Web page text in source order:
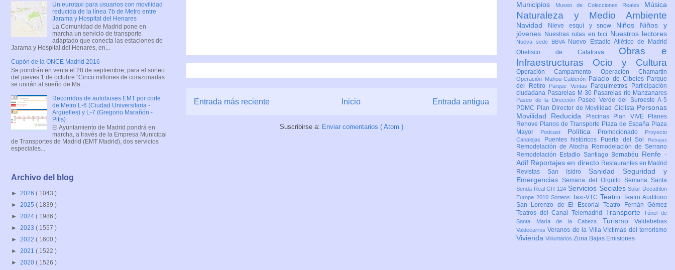
Entrada más reciente Entrada antigua
Inicio
Suscribirse a: Enviar comentarios ( Atom )
Un eurotaxi para usuarios con movilidad
reducida de la línea 7b de Metro entre
Jarama y Hospital del Henares
La Comunidad de Madrid pone en
marcha un servicio de transporte
adaptado que conecta las estaciones de
Jarama y Hospital del Henares, en...
Cupón de la ONCE Madrid 2016
Se pondrán en venta el 28 de septiembre, para el sorteo
del jueves 1 de octubre "Cinco millones de corazonadas
se unirán al sueño de Ma...
Recorridos de autobuses EMT por corte
de Metro L-6 (Ciudad Universitaria -
Argüelles) y L-7 (Gregorio Marañón -
Pitis)
El Ayuntamiento de Madrid pondrá en
marcha, a través de la Empresa Municipal
de Transportes de Madrid (EMT Madrid), dos servicios
especiales...
Archivo del blog
► 2026 ( 1043 )
► 2025 ( 1839 )
► 2024 ( 1986 )
► 2023 ( 1557 )
► 2022 ( 1600 )
► 2021 ( 1522 )
► 2020 ( 1526 )
Municipios Museo de Colecciones Reales Música
Naturaleza y Medio Ambiente
Navidad Nieve esquí y snow Niños Niños y
jóvenes
Nuestras rutas en bici Nuestros lectores
Nueva sede BBVA
Nuevo Estadio Atlético de Madrid
Obelisco de Calatrava Obras e
Infraestructuras Ocio y Cultura
Operación Campamento Operación Chamartín
Operación Mahou-Calderón Palacio de Cibeles Parque
del Retiro
Parque Ventas Parquímetros
Participación
ciudadana Pasarelas M-30 Pasarelas río Manzanares
Paseo de la Dirección
Paseo Verde del Suroeste A-5
PDMC Plan Director de Movilidad Ciclista Personas
Movilidad Reducida
Piscinas Plan VIVE
Planes
Renove Planos de Transporte Plaza de España Plaza
Mayor
Podcast Política Promocionado
Proyecto
Canalejas
Puentes históricos Puerta del Sol Rebajas
Remodelación de Atocha
Remodelación de Serrano
Remodelación Estadio Santiago Bernabéu Renfe -
Adif Reportajes en directo Restaurantes en Madrid
Revistas San Isidro Sanidad Seguridad y
Emergencias Semana del Orgullo Semana Santa
Senda Real GR-124 Servicios SocialesSolar Decathlon
Europe 2010 Sorteos Taxi-VTC Teatro Teatro Auditorio
San Lorenzo de El EscorialTeatro Fernán Gómez
Teatros del Canal Telemadrid TransporteTúnel de
Santa María de la Cabeza Turismo Valdebebas
ValdecarrosVeranos de la VillaVíctimas del terrorismo
Vivienda Voluntarios Zona Bajas Emisiones